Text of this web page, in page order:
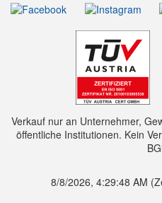
Verkauf nur an Unternehmer,
öffentliche Institutionen. Kein
8/8/2026, 4:29:50 AM